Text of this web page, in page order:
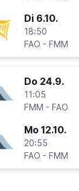
Di 6.10.
18:50
FAO - FMM
Do 24.9.
11:05
FMM - FAO
Mo 12.10.
20:55
FAO - FMM